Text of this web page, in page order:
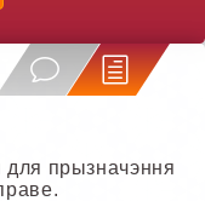
прызначэння